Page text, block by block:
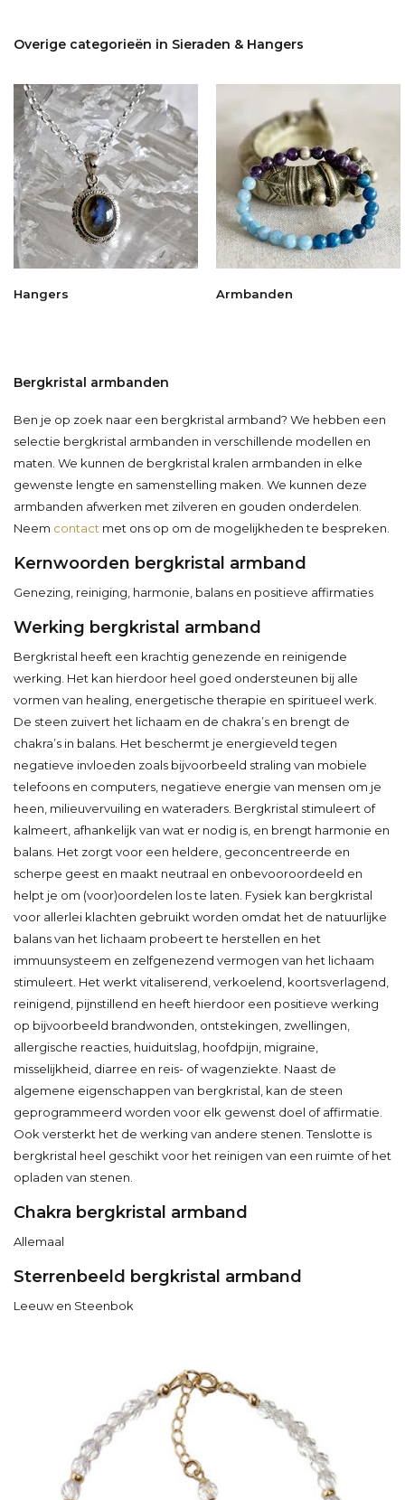
Overige categorieën in Sieraden & Hangers
Hangers Armbanden
Bergkristal armbanden
Ben je op zoek naar een bergkristal armband? We hebben een
selectie bergkristal armbanden in verschillende modellen en
maten. We kunnen de bergkristal kralen armbanden in elke
gewenste lengte en samenstelling maken. We kunnen deze
armbanden afwerken met zilveren en gouden onderdelen.
Neem contact met ons op om de mogelijkheden te bespreken.
Kernwoorden bergkristal armband
Genezing, reiniging, harmonie, balans en positieve affirmaties
Werking bergkristal armband
Bergkristal heeft een krachtig genezende en reinigende
werking. Het kan hierdoor heel goed ondersteunen bij alle
vormen van healing, energetische therapie en spiritueel werk.
De steen zuivert het lichaam en de chakra’s en brengt de
chakra’s in balans. Het beschermt je energieveld tegen
negatieve invloeden zoals bijvoorbeeld straling van mobiele
telefoons en computers, negatieve energie van mensen om je
heen, milieuvervuiling en wateraders. Bergkristal stimuleert of
kalmeert, afhankelijk van wat er nodig is, en brengt harmonie en
balans. Het zorgt voor een heldere, geconcentreerde en
scherpe geest en maakt neutraal en onbevooroordeeld en
helpt je om (voor)oordelen los te laten. Fysiek kan bergkristal
voor allerlei klachten gebruikt worden omdat het de natuurlijke
balans van het lichaam probeert te herstellen en het
immuunsysteem en zelfgenezend vermogen van het lichaam
stimuleert. Het werkt vitaliserend, verkoelend, koortsverlagend,
reinigend, pijnstillend en heeft hierdoor een positieve werking
op bijvoorbeeld brandwonden, ontstekingen, zwellingen,
allergische reacties, huiduitslag, hoofdpijn, migraine,
misselijkheid, diarree en reis- of wagenziekte. Naast de
algemene eigenschappen van bergkristal, kan de steen
geprogrammeerd worden voor elk gewenst doel of affirmatie.
Ook versterkt het de werking van andere stenen. Tenslotte is
bergkristal heel geschikt voor het reinigen van een ruimte of het
opladen van stenen.
Chakra bergkristal armband
Allemaal
Sterrenbeeld bergkristal armband
Leeuw en Steenbok